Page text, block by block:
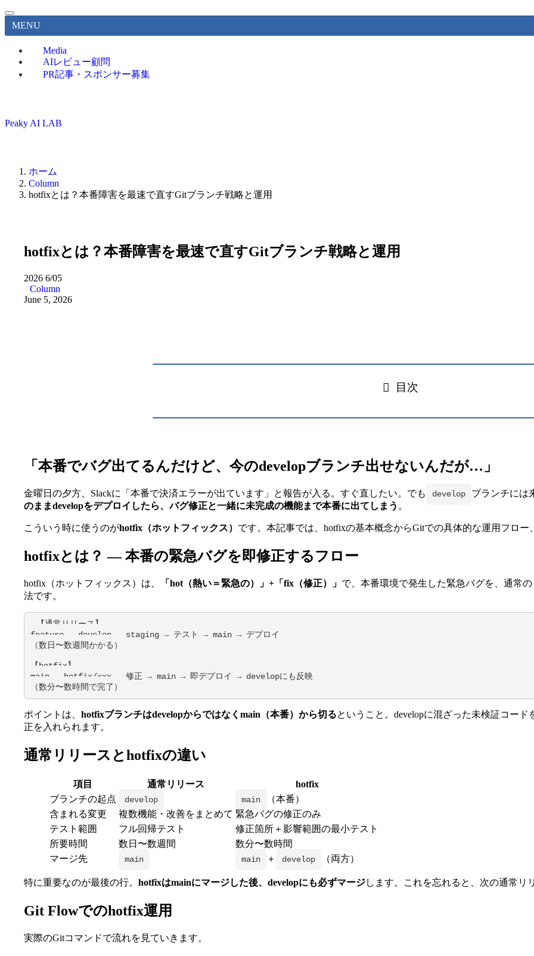
MENU
Media
AIレビュー顧問
PR記事・スポンサー募集
Peaky AI LAB
ホーム
Column
hotfixとは？本番障害を最速で直すGitブランチ戦略と運用
hotfixとは？本番障害を最速で直すGitブランチ戦略と運用
2026 6/05
Column
June 5, 2026
目次
「本番でバグ出てるんだけど、今のdevelopブランチ出せないんだが…」
金曜日の夕方、Slackに「本番で決済エラーが出ています」と報告が入る。すぐ直したい。でも develop
ブランチには
のままdevelopをデプロイしたら、バグ修正と一緒に未完成の機能まで本番に出てしまう 。
こういう時に使うのがhotfix（ホットフィックス） です。本記事では、hotfixの基本概念からGitでの具体的な運用フロ
hotfixとは？ ― 本番の緊急バグを即修正するフロー
hotfix（ホットフィックス）は、 「hot（熱い＝緊急の）」+「fix（修正）」 で、本番環境で発生した緊急バグを、通常
法です。
【通常リリース】
feature → develop → staging → テスト → main → デプロイ
（数日〜数週間かかる）
【hotfix】
main → hotfix/xxx → 修正 → main → 即デプロイ → developにも反映
（数分〜数時間で完了）
ポイントは、 hotfixブランチはdevelopからではなくmain（本番）から切るということ。developに混ざった未検証コー
正を入れられます。
通常リリースとhotfixの違い
項目 通常リリース
hotfix
ブランチの起点
develop main
（本番）
含まれる変更
複数機能・改善をまとめて 緊急バグの修正のみ
テスト範囲
フル回帰テスト
修正箇所＋影響範囲の最小テスト
所要時間
数日〜数週間
数分〜数時間
マージ先
main main ＋ develop （両方）
特に重要なのが最後の行。 hotfixはmainにマージした後、developにも必ずマージします。これを忘れると、次の通常リ
Git Flowでのhotfix運用
実際のGitコマンドで流れを見ていきます。